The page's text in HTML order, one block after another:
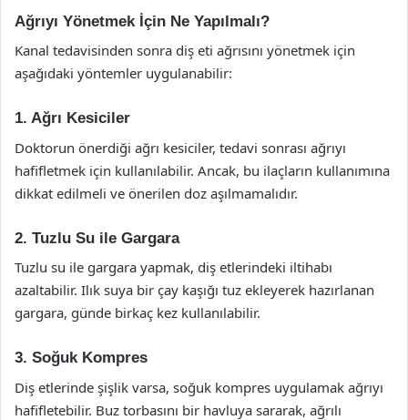
Ağrıyı Yönetmek İçin Ne Yapılmalı?
Kanal tedavisinden sonra diş eti ağrısını yönetmek için
aşağıdaki yöntemler uygulanabilir:
1. Ağrı Kesiciler
Doktorun önerdiği ağrı kesiciler, tedavi sonrası ağrıyı
hafifletmek için kullanılabilir. Ancak, bu ilaçların kullanımına
dikkat edilmeli ve önerilen doz aşılmamalıdır.
2. Tuzlu Su ile Gargara
Tuzlu su ile gargara yapmak, diş etlerindeki iltihabı
azaltabilir. Ilık suya bir çay kaşığı tuz ekleyerek hazırlanan
gargara, günde birkaç kez kullanılabilir.
3. Soğuk Kompres
Diş etlerinde şişlik varsa, soğuk kompres uygulamak ağrıyı
hafifletebilir. Buz torbasını bir havluya sararak, ağrılı